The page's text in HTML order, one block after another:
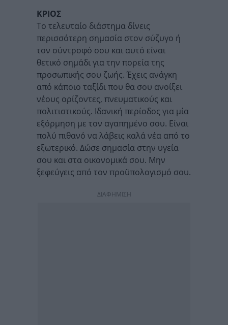
ΚΡΙΟΣ
Το τελευταίο διάστημα δίνεις
περισσότερη σημασία στον σύζυγο ή
τον σύντροφό σου και αυτό είναι
θετικό σημάδι για την πορεία της
προσωπικής σου ζωής. Έχεις ανάγκη
από κάποιο ταξίδι που θα σου ανοίξει
νέους ορίζοντες, πνευματικούς και
πολιτιστικούς. Ιδανική περίοδος για μία
εξόρμηση με τον αγαπημένο σου. Είναι
πολύ πιθανό να λάβεις καλά νέα από το
εξωτερικό. Δώσε σημασία στην υγεία
σου και στα οικονομικά σου. Μην
ξεφεύγεις από τον προϋπολογισμό σου.
ΔΙΑΦΗΜΙΣΗ